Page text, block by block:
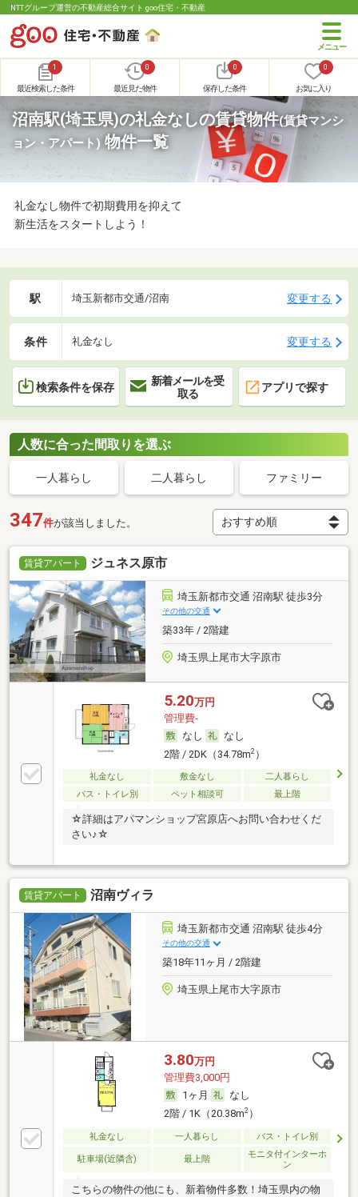
NTTグループ運営の不動産総合サイト goo住宅・不動産
1
最近検索した条件
0
最近見た物件
0
保存した条件
0
お気に入り
沼南駅(埼玉県)の礼金なしの賃貸物件(賃貸マンシ
ョン・アパート) 物件一覧
礼金なし物件で初期費用を抑えて
新生活をスタートしよう！
駅 埼玉新都市交通/沼南 変更する
条件 礼金なし 変更する
検索条件を保存
新着メールを受
取る
アプリで探す
人数に合った間取りを選ぶ
一人暮らし 二人暮らし ファミリー
347件が該当しました。
賃貸アパート ジュネス原市
埼玉新都市交通 沼南駅 徒歩3分
その他の交通
築33年 / 2階建
埼玉県上尾市大字原市
5.20万円
管理費-
なし
なし
2階 / 2DK（34.78m2）
礼金なし 敷金なし
二人暮らし
バス・トイレ別
ペット相談可 最上階
☆詳細はアパマンショップ宮原店へお問い合わせくだ
さい♪☆
賃貸アパート 沼南ヴィラ
埼玉新都市交通 沼南駅 徒歩4分
その他の交通
築18年11ヶ月 / 2階建
埼玉県上尾市大字原市
3.80万円
管理費3,000円
1ヶ月
なし
2階 / 1K（20.38m2）
礼金なし 一人暮らし バス・トイレ別
駐車場(近隣含) 最上階
モニタ付インターホ
ン
こちらの物件の他にも、新着物件多数！埼玉県内の物